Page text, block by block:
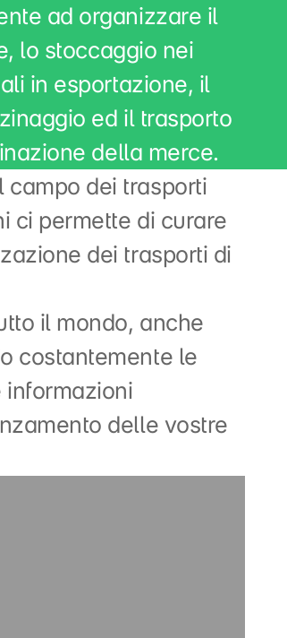
ad organizzare il
lo stoccaggio nei
in esportazione, il
ed il trasporto
della merce.
campo dei trasporti
ci permette di curare
dei trasporti di
il mondo, anche
costantemente le
informazioni
delle vostre